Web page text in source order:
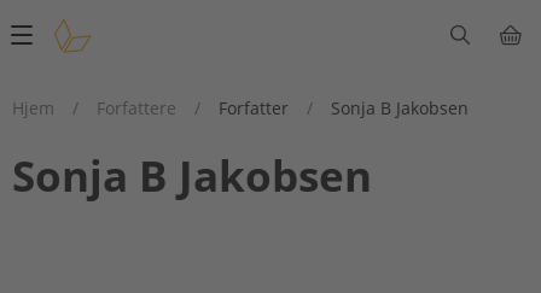
Main
Hjem
/ Forfattere / Forfatter / Sonja B Jakobsen
Sonja B Jakobsen